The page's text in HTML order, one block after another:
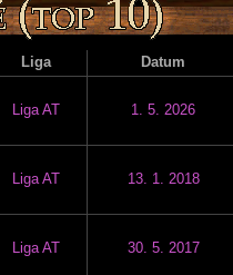
Liga Datum
Liga AT 1. 5. 2026
Liga AT 13. 1. 2018
Liga AT 30. 5. 2017